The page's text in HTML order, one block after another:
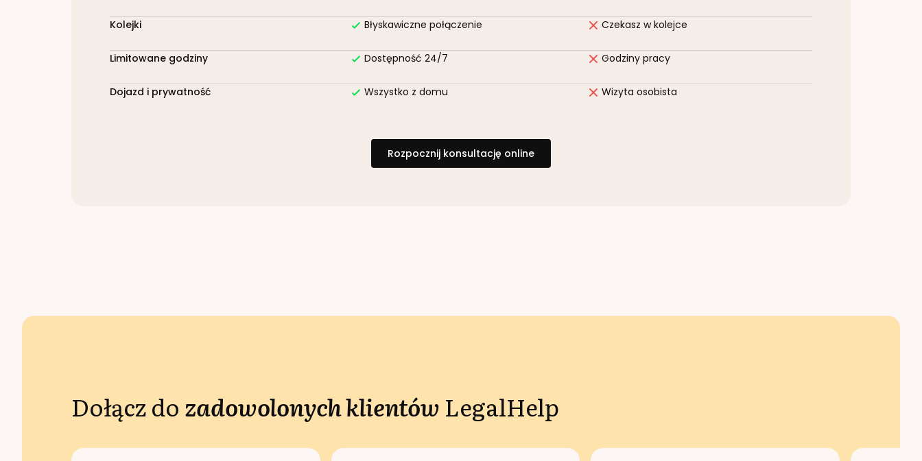
Kolejki Błyskawiczne połączenie Czekasz w kolejce
Limitowane godziny Dostępność 24/7 Godziny pracy
Dojazd i prywatność Wszystko z domu Wizyta osobista
Rozpocznij konsultację online
Dołącz do zadowolonych klientów LegalHelp